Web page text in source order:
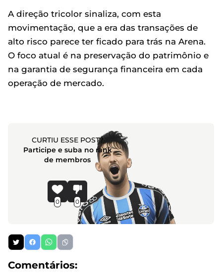
A direção tricolor sinaliza, com esta
movimentação, que a era das transações de
alto risco parece ter ficado para trás na Arena.
O foco atual é na preservação do patrimônio e
na garantia de segurança financeira em cada
operação de mercado.
CURTIU ESSE POST?
Participe e suba no rank
de membros
0 0
Comentários: